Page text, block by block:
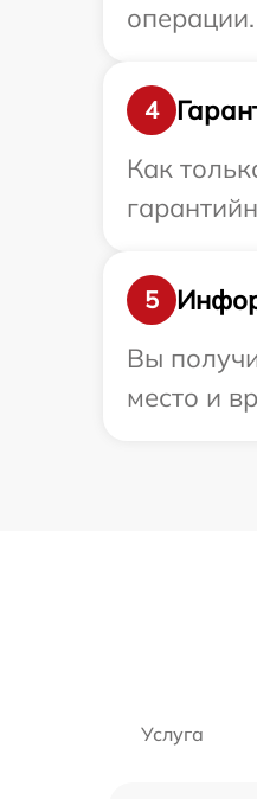
операции.
4
Как
5
Вы
место и
Услуга